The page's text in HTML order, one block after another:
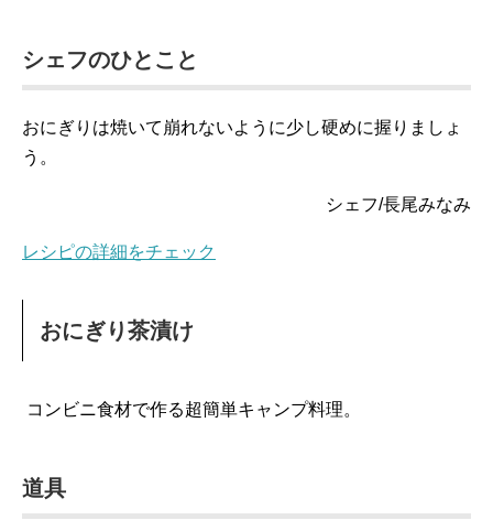
シェフのひとこと
おにぎりは焼いて崩れないように少し硬めに握りましょ
う。
シェフ/長尾みなみ
レシピの詳細をチェック
おにぎり茶漬け
コンビニ食材で作る超簡単キャンプ料理。
道具